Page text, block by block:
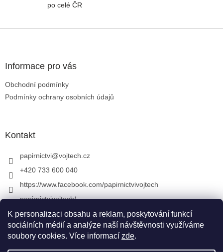
K personalizaci obsahu a reklam, poskytování funkcí
sociálních médií a analýze naší návštěvnosti využíváme
soubory cookies. Více informací zde.
po celé ČR
Informace pro vás
Obchodní podmínky
Podmínky ochrany osobních údajů
Kontakt
papirnictvi@vojtech.cz
+420 733 600 040
https://www.facebook.com/papirnictvivojtech
papirnictvivojtech/
+420 733 600 040